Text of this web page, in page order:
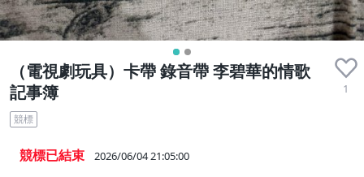
（電視劇玩具）卡帶 錄音帶 李碧華的情歌
記事簿
1
競標
競標已結束 2026/06/04 21:05:00